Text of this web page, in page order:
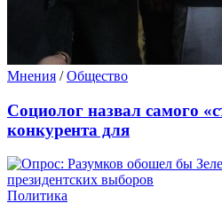
Мнения /Общество
Социолог назвал самого
конкурента для
Политика